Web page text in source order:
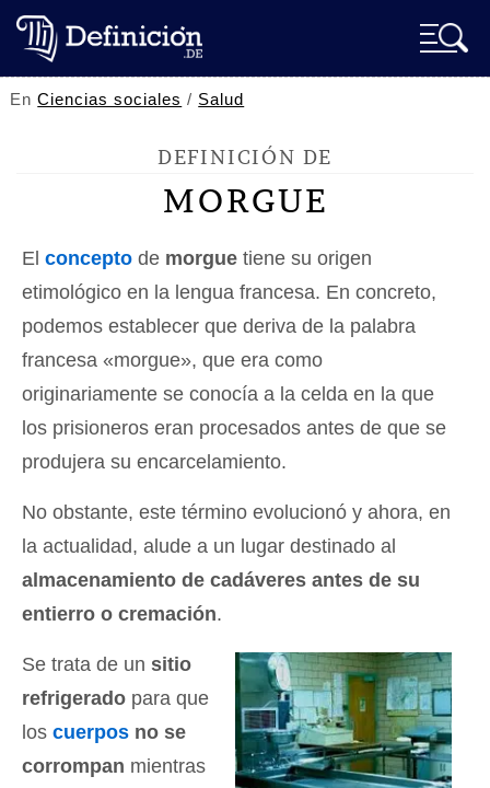
EnCiencias sociales / Salud
DEFINICIÓN DE
MORGUE
El concepto de morgue tiene su origen
etimológico en la lengua francesa. En concreto,
podemos establecer que deriva de la palabra
francesa «morgue», que era como
originariamente se conocía a la celda en la que
los prisioneros eran procesados antes de que se
produjera su encarcelamiento.
No obstante, este término evolucionó y ahora, en
la actualidad, alude a un lugar destinado al
almacenamiento de cadáveres antes de su
entierro o cremación.
Se trata de un sitio
refrigerado para que
los cuerpos no se
corrompan mientras